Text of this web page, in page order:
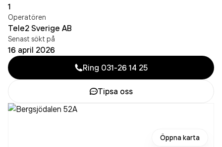
1
Operatören
Tele2 Sverige AB
Senast sökt på
16 april 2026
Ring 031-26 14 25
Tipsa oss
Öppna karta